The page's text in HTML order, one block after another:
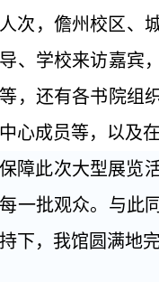
次，儋州校区、
、学校来访嘉宾
，还有各书院组
心成员等，以及
障此次大型展览
一批观众。与此
下，我馆圆满地